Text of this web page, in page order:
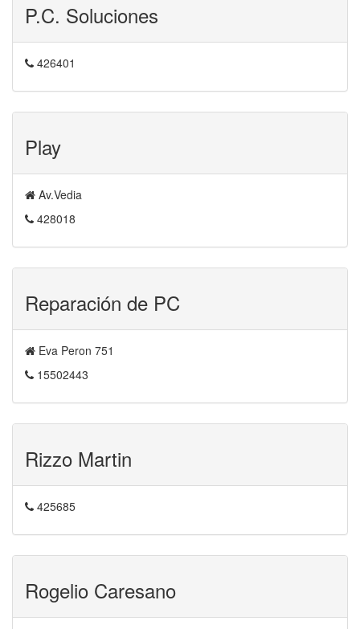
P.C. Soluciones
426401
Play
Av.Vedia
428018
Reparación de PC
Eva Peron 751
15502443
Rizzo Martin
425685
Rogelio Caresano